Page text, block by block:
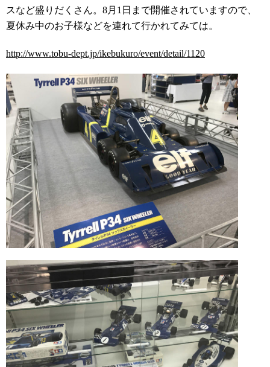
スなど盛りだくさん。8月1日まで開催されていますので、
夏休み中のお子様などを連れて行かれてみては。
http://www.tobu-dept.jp/ikebukuro/event/detail/1120